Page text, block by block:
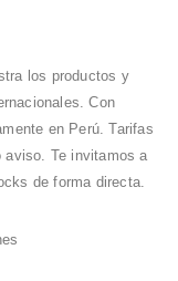
los productos y
Con
en Perú. Tarifas
Te invitamos a
de forma directa.